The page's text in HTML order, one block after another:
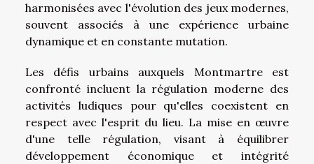
harmonisées avec l'évolution des jeux modernes,
souvent associés à une expérience urbaine
dynamique et en constante mutation.
Les défis urbains auxquels Montmartre est
confronté incluent la régulation moderne des
activités ludiques pour qu'elles coexistent en
respect avec l'esprit du lieu. La mise en œuvre
d'une telle régulation, visant à équilibrer
développement économique et intégrité